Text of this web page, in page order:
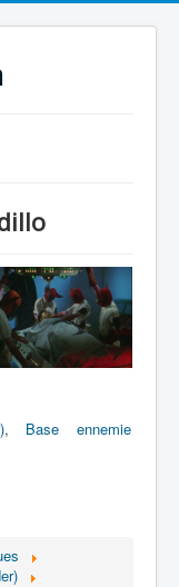
人間
, Base ennemie